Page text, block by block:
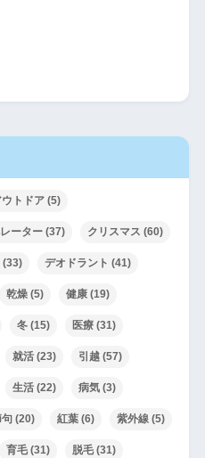
ウトドア(5)
ーター(37) クリスマス (60)
(33) デオドラント (41)
乾燥(5) 健康(19)
冬(15) 医療(31)
就活(23) 引越(57)
生活(22) 病気(3)
(20) 紅葉(6) 紫外線(5)
育毛(31) 脱毛(31)